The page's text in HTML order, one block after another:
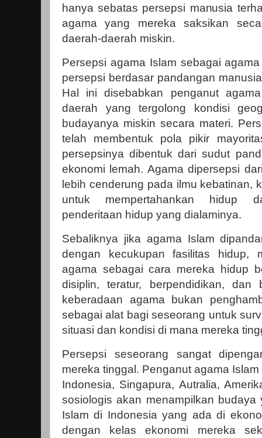
hanya sebatas persepsi manusia
agama yang mereka saksikan
daerah-daerah miskin.
Persepsi agama Islam sebagai
persepsi berdasar pandangan
Hal ini disebabkan penganut
daerah yang tergolong kondisi
budayanya miskin secara materi.
telah membentuk pola pikir
persepsinya dibentuk dari sudut
ekonomi lemah. Agama dipersepsi
lebih cenderung pada ilmu kebatinan,
untuk mempertahankan hidup
penderitaan hidup yang dialaminya.
Sebaliknya jika agama Islam
dengan kecukupan fasilitas hidup,
agama sebagai cara mereka hidup
disiplin, teratur, berpendidikan, dan
keberadaan agama bukan
sebagai alat bagi seseorang untuk
situasi dan kondisi di mana mereka
Persepsi seseorang sangat
mereka tinggal. Penganut agama
Indonesia, Singapura, Autralia,
sosiologis akan menampilkan budaya
Islam di Indonesia yang ada di
dengan kelas ekonomi mereka